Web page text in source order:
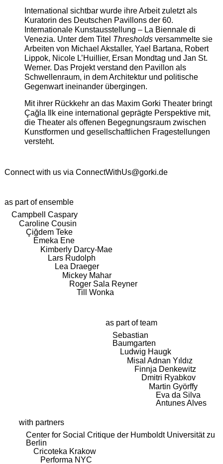
International sichtbar wurde ihre Arbeit zuletzt als
Kuratorin des Deutschen Pavillons der 60.
Internationale Kunstausstellung – La Biennale di
Venezia. Unter dem Titel Thresholdsversammelte sie
Arbeiten von Michael Akstaller, Yael Bartana, Robert
Lippok, Nicole L’Huillier, Ersan Mondtag und Jan St.
Werner. Das Projekt verstand den Pavillon als
Schwellenraum, in dem Architektur und politische
Gegenwart ineinander übergingen.
Mit ihrer Rückkehr an das Maxim Gorki Theater bringt
Çağla Ilk eine international geprägte Perspektive mit,
die Theater als offenen Begegnungsraum zwischen
Kunstformen und gesellschaftlichen Fragestellungen
versteht.
Connect with us via ConnectWithUs@gorki.de
as part of ensemble
Campbell Caspary
Caroline Cousin
Çiğdem Teke
Emeka Ene
Kimberly Darcy-Mae
Lars Rudolph
Lea Draeger
Mickey Mahar
Roger Sala Reyner
Till Wonka
as part of team
Sebastian
Baumgarten
Ludwig Haugk
Misal Adnan Yıldız
Finnja Denkewitz
Dmitri Ryabkov
Martin Györffy
Eva da Silva
Antunes Alves
with partners
Center for Social Critique der Humboldt Universität zu
Berlin
Cricoteka Krakow
Performa NYC